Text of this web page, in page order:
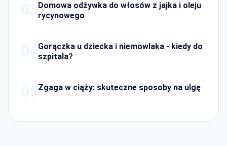
Domowa odżywka do włosów z jajka i oleju
rycynowego
Gorączka u dziecka i niemowlaka - kiedy do
szpitala?
Zgaga w ciąży: skuteczne sposoby na ulgę